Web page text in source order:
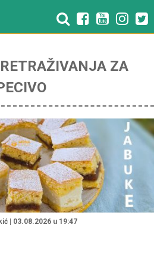
ZA
"
| 03.08.2026 u 19:47